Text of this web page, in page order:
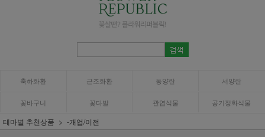
축하화환 근조화환 동양란 서양란
꽃바구니 꽃다발 관엽식물 공기정화식물
테마별 추천상품 -개업/이전